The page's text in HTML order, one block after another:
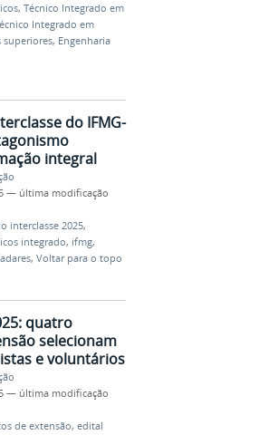
, Técnico Integrado em
Integrado em
superiores, Engenharia
do IFMG-
integral
— última modificação
interclasse 2025,
integrado, ifmg,
, Voltar para o topo
quatro
selecionam
e voluntários
— última modificação
de extensão, edital